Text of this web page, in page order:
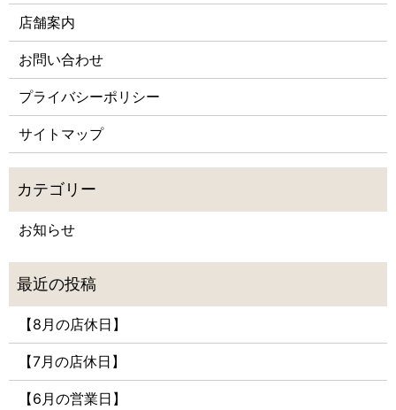
店舗案内
お問い合わせ
プライバシーポリシー
サイトマップ
お知らせ
【8月の店休日】
【7月の店休日】
【6月の営業日】